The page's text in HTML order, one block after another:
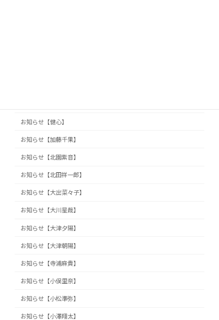
お知らせ【健心】
お知らせ【加藤千果】
お知らせ【北園紫音】
お知らせ【北田祥一郎】
お知らせ【大出菜々子】
お知らせ【大川星哉】
お知らせ【大津夕陽】
お知らせ【大津朝陽】
お知らせ【寺浦麻貴】
お知らせ【小俣里奈】
お知らせ【小松準弥】
お知らせ【小澤翔太】